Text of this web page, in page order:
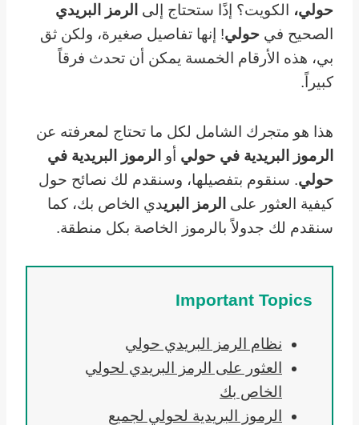
حولي، الكويت؟ إذًا ستحتاج إلى الرمز البريدي
الصحيح في حولي! إنها تفاصيل صغيرة، ولكن ثق
بي، هذه الأرقام الخمسة يمكن أن تحدث فرقاً
كبيراً.
هذا هو متجرك الشامل لكل ما تحتاج لمعرفته عن
الرموز البريدية في حولي أو الرموز البريدية في
حولي. سنقوم بتفصيلها، وسنقدم لك نصائح حول
كيفية العثور على الرمز البريدي الخاص بك، كما
سنقدم لك جدولاً بالرموز الخاصة بكل منطقة.
Important Topics
نظام الرمز البريدي حولي
العثور على الرمز البريدي لحولي
الخاص بك
الرموز البريدية لحولي لجميع